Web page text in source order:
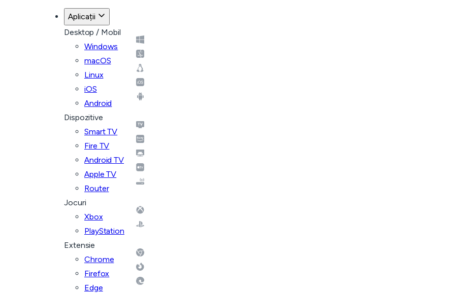
Aplicații
Desktop / Mobil
Windows
macOS
Linux
iOS
Android
Dispozitive
Smart TV
Fire TV
Android TV
Apple TV
Router
Jocuri
Xbox
PlayStation
Extensie
Chrome
Firefox
Edge